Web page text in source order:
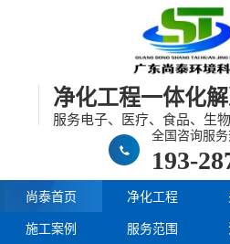
净化工程一体化
服务电子、医疗、食品、生
全国咨询服务
193-
尚泰首页 净化工程
施工案例
服务范围